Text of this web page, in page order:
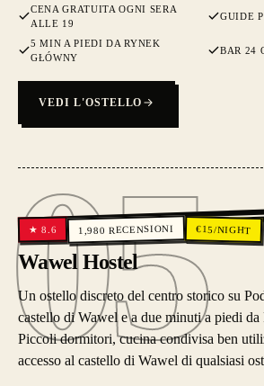
CENA GRATUITA OGNI SERA
ALLE 19
GUIDE
5 MIN A PIEDI DA RYNEK
GŁÓWNY
BAR 24
VEDI L'OSTELLO
05
05
★8.6 1,980 RECENSIONI €15/NIGHT
Wawel Hostel
Un ostello discreto del centro storico su
castello di Wawel e a due minuti a piedi da
Piccoli dormitori, cucina condivisa ben
accesso al castello di Wawel di qualsiasi